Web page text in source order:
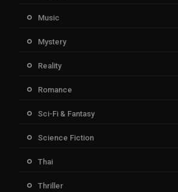
Music
Mystery
Reality
Romance
Sci-Fi & Fantasy
Science Fiction
Thai
Thriller